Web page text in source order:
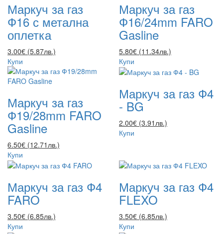
Маркуч за газ
Ф16 с метална
оплетка
3.00€ (5.87лв.)
Купи
Маркуч за газ
Ф16/24mm FARO
Gasline
5.80€ (11.34лв.)
Купи
Маркуч за газ
Ф19/28mm FARO
Gasline
6.50€ (12.71лв.)
Купи
Маркуч за газ Ф4
- BG
2.00€ (3.91лв.)
Купи
Маркуч за газ Ф4
FARO
3.50€ (6.85лв.)
Купи
Маркуч за газ Ф4
FLEXO
3.50€ (6.85лв.)
Купи